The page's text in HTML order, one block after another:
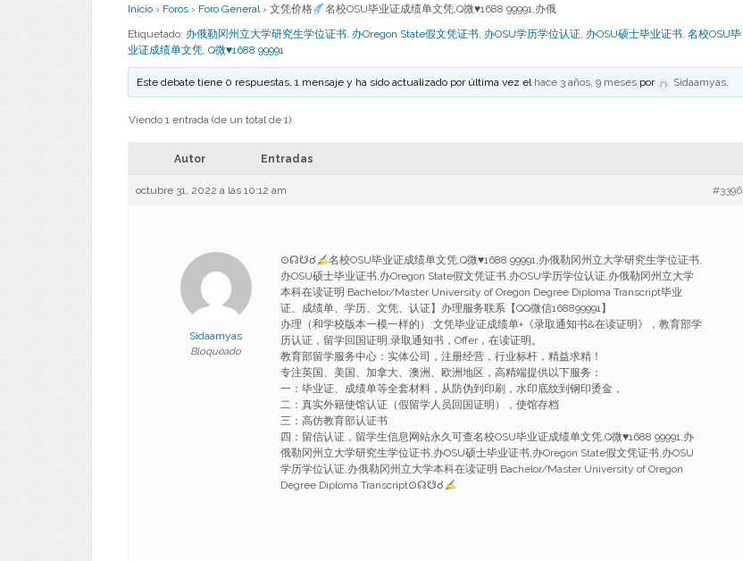
Inicio › Foros › Foro General › 文凭价格 名校OSU毕业证成绩单文凭,Q微♥1688 99991,办俄
Etiquetado: 办俄勒冈州立大学研究生学位证书, 办Oregon State假文凭证书, 办OSU学历学位认证, 办OSU硕士毕业证书, 名校OSU毕
业证成绩单文凭, Q微♥1688 99991
Este debate tiene 0 respuestas, 1 mensaje y ha sido actualizado por última vez el hace 3 años, 9 meses por Sidaamyas.
Viendo 1 entrada (de un total de 1)
Autor Entradas
octubre 31, 2022 a las 10:12 am #3396
Sidaamyas
Bloqueado
⊙☊☋☌ 名校OSU毕业证成绩单文凭,Q微♥1688 99991,办俄勒冈州立大学研究生学位证书,
办OSU硕士毕业证书,办Oregon State假文凭证书,办OSU学历学位认证,办俄勒冈州立大学
本科在读证明 Bachelor/Master University of Oregon Degree Diploma Transcript毕业
证、成绩单、学历、文凭、认证】办理服务联系【QQ微信168899991】
办理（和学校版本一模一样的）:文凭毕业证成绩单+《录取通知书&在读证明》，教育部学
历认证，留学回国证明,录取通知书，Offer，在读证明。
教育部留学服务中心：实体公司，注册经营，行业标杆，精益求精！
专注英国、美国、加拿大、澳洲、欧洲地区，高精端提供以下服务：
一：毕业证、成绩单等全套材料，从防伪到印刷，水印底纹到钢印烫金，
二：真实外籍使馆认证（假留学人员回国证明），使馆存档
三：高仿教育部认证书
四：留信认证，留学生信息网站永久可查名校OSU毕业证成绩单文凭,Q微♥1688 99991,办
俄勒冈州立大学研究生学位证书,办OSU硕士毕业证书,办Oregon State假文凭证书,办OSU
学历学位认证,办俄勒冈州立大学本科在读证明 Bachelor/Master University of Oregon
Degree Diploma Transcript⊙☊☋☌